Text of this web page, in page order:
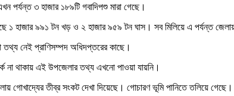
পর্যন্ত ৩ হাজার ১৮৯টি গবাদিপশু মারা গেছে।
১ হাজার ৯৯১ টন খড় ও ২ হাজার ৯৫৯ টন ঘাস। সব মিলিয়ে এ পর্যন্ত
নেই প্রাণিসম্পদ অধিদপ্তরের কাছে।
না থাকায় এই উপজেলার তথ্য এখনো পাওয়া যায়নি।
গোখাদ্যের তীব্র সংকট দেখা দিয়েছে। গোচারণ ভূমি পানিতে তলিয়ে